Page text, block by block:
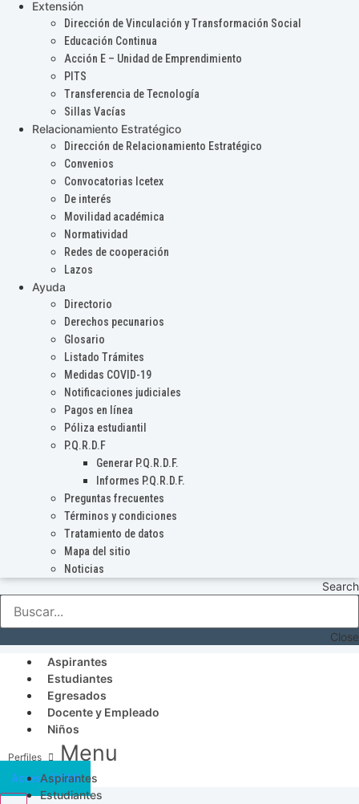
Extensión
Dirección de Vinculación y Transformación Social
Educación Continua
Acción E – Unidad de Emprendimiento
PITS
Transferencia de Tecnología
Sillas Vacías
Relacionamiento Estratégico
Dirección de Relacionamiento Estratégico
Convenios
Convocatorias Icetex
De interés
Movilidad académica
Normatividad
Redes de cooperación
Lazos
Ayuda
Directorio
Derechos pecunarios
Glosario
Listado Trámites
Medidas COVID-19
Notificaciones judiciales
Pagos en línea
Póliza estudiantil
P.Q.R.D.F
Generar P.Q.R.D.F.
Informes P.Q.R.D.F.
Preguntas frecuentes
Términos y condiciones
Tratamiento de datos
Mapa del sitio
Noticias
Search
Close
Aspirantes
Estudiantes
Egresados
Docente y Empleado
Niños
Menu
Aspirantes
Estudiantes
Acceso SICAU